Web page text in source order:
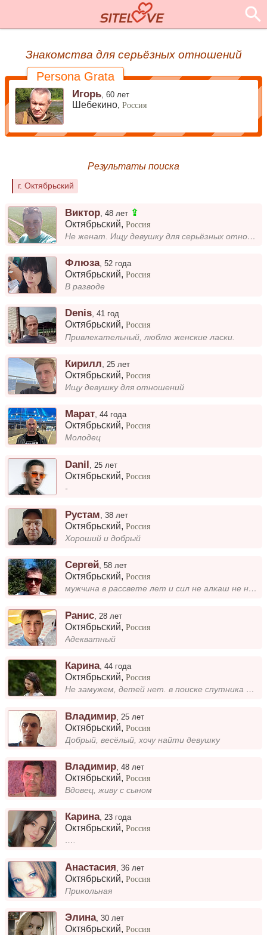
Знакомства для серьёзных отношений
Persona Grata
Игорь ,60 лет
Шебекино,Россия
Результаты поиска
г. Октябрьский
Виктор ,48 лет ⇪
Октябрьский,Россия
Не женат. Ищу девушку для серьёзных отношений. Что бы была у нас очень крепкая, сплочённая и дружная семья!...
Флюза,52 года
Октябрьский,Россия
В разводе
Denis,41 год
Октябрьский,Россия
Привлекательный, люблю женские ласки.
Кирилл 25 лет
Октябрьский,Россия
Ищу девушку для отношений
Марат ,44 года
Октябрьский,Россия
Молодец
Danil 25 лет
Октябрьский,Россия
-
Рустам ,38 лет
Октябрьский,Россия
Хороший и добрый
Сергей,58 лет
Октябрьский,Россия
мужчина в рассвете лет и сил не алкаш не наркоман адекватен во всем с чувством юмора не курю не женат работаю вежлив уч...
Ранис 28 лет
Октябрьский,Россия
Адекватный
Карина,44 года
Октябрьский,Россия
Не замужем, детей нет. в поиске спутника жизни
Владимир 25 лет
Октябрьский,Россия
Добрый, весёлый, хочу найти девушку
Владимир ,48 лет
Октябрьский,Россия
Вдовец, живу с сыном
Карина,23 года
Октябрьский,Россия
….
Анастасия ,36 лет
Октябрьский,Россия
Прикольная
Элина,30 лет
Октябрьский,Россия